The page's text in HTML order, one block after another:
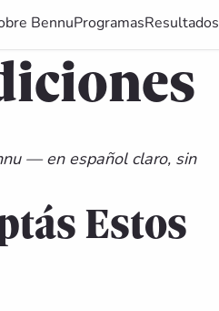
BennuProgramasResultados
— en español claro, sin
Estos